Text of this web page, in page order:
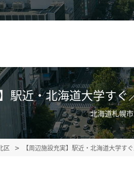
駅近・北海道大学す
北海道札幌
区 【周辺施設充実】駅近・北海道大学す